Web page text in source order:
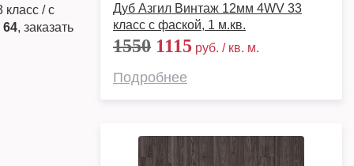
/ с
64, заказать
Дуб Азгил Винтаж 12мм 4WV 33
класс с фаской, 1 м.кв.
1550 1115 руб. / кв. м.
Подробнее